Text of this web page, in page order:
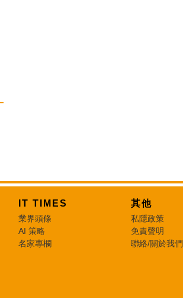
IT TIMES
業界頭條
AI 策略
名家專欄
其他
私隱政策
免責聲明
聯絡/關於我們